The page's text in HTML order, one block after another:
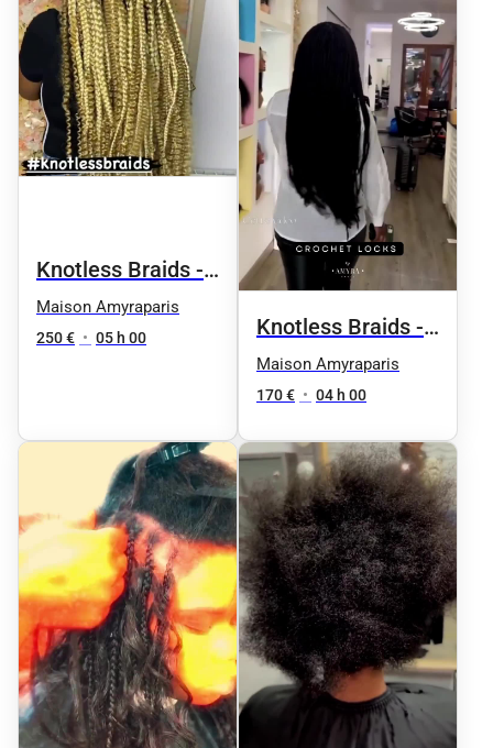
Knotless Braids -
Taille 8 / fesses
Maison Amyraparis
250 € • 05 h 00
Knotless Braids -
Taille 5 / taille
Maison Amyraparis
170 € • 04 h 00